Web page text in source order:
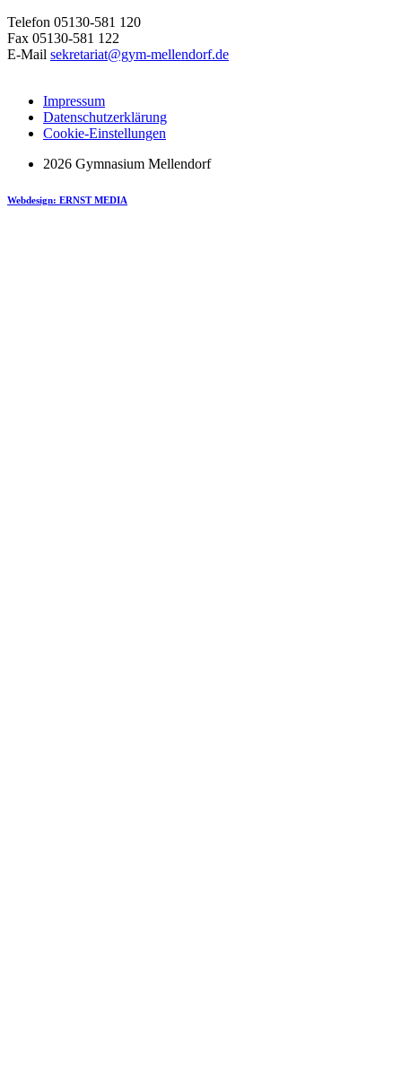
Telefon 05130-581 120
Fax 05130-581 122
E-Mail sekretariat@gym-mellendorf.de
Impressum
Datenschutzerklärung
Cookie-Einstellungen
2026 Gymnasium Mellendorf
Webdesign: ERNST MEDIA